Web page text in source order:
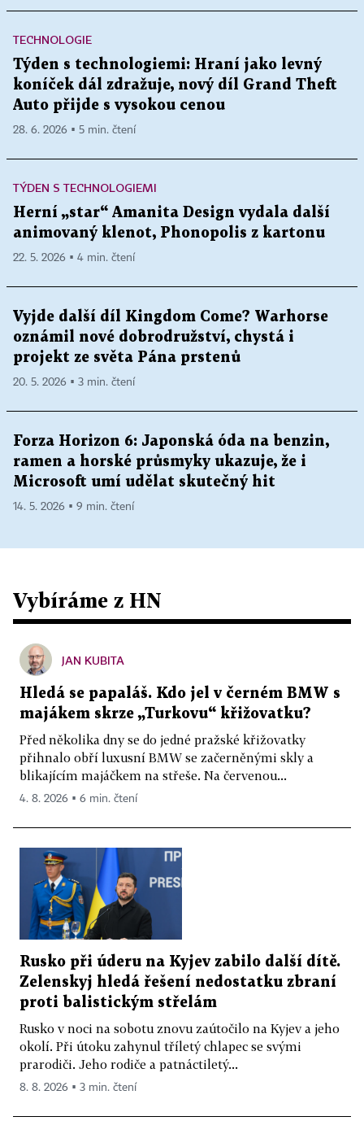
TECHNOLOGIE
Týden s technologiemi: Hraní jako levný
koníček dál zdražuje, nový díl Grand Theft
Auto přijde s vysokou cenou
28. 6. 2026 ▪ 5 min. čtení
TÝDEN S TECHNOLOGIEMI
Herní „star“ Amanita Design vydala další
animovaný klenot, Phonopolis z kartonu
22. 5. 2026 ▪ 4 min. čtení
Vyjde další díl Kingdom Come? Warhorse
oznámil nové dobrodružství, chystá i
projekt ze světa Pána prstenů
20. 5. 2026 ▪ 3 min. čtení
Forza Horizon 6: Japonská óda na benzin,
ramen a horské průsmyky ukazuje, že i
Microsoft umí udělat skutečný hit
14. 5. 2026 ▪ 9 min. čtení
Vybíráme z HN
JAN KUBITA
Hledá se papaláš. Kdo jel v černém BMW s
majákem skrze „Turkovu“ křižovatku?
Před několika dny se do jedné pražské křižovatky
přihnalo obří luxusní BMW se začerněnými skly a
blikajícím majáčkem na střeše. Na červenou...
4. 8. 2026 ▪ 6 min. čtení
Rusko při úderu na Kyjev zabilo další dítě.
Zelenskyj hledá řešení nedostatku zbraní
proti balistickým střelám
Rusko v noci na sobotu znovu zaútočilo na Kyjev a jeho
okolí. Při útoku zahynul tříletý chlapec se svými
prarodiči. Jeho rodiče a patnáctiletý...
8. 8. 2026 ▪ 3 min. čtení